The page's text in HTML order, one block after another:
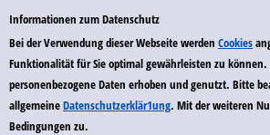
Einfache Suche
Informationen zum Datenschutz
Bei der Verwendung dieser Webseite werden Cookies
Funktionalität für Sie optimal gewährleisten zu können.
personenbezogene Daten erhoben und genutzt. Bitte
allgemeineDatenschutzerklär1ung. Mit der weiteren
Bedingungen zu.